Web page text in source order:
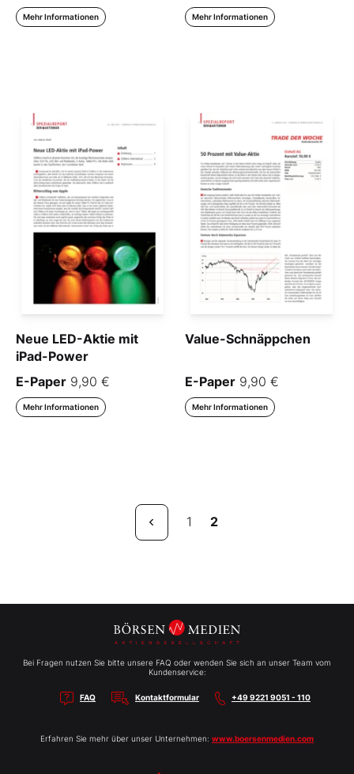
Mehr Informationen Mehr Informationen
Neue LED-Aktie mit
iPad-Power
E-Paper 9,90 €
Mehr Informationen
Value-Schnäppchen
E-Paper 9,90 €
Mehr Informationen
1 2
Bei Fragen nutzen Sie bitte unsere FAQ oder wenden Sie sich an unser Team vom
Kundenservice:
FAQ Kontaktformular +49 9221 9051 - 110
Erfahren Sie mehr über unser Unternehmen: www.boersenmedien.com